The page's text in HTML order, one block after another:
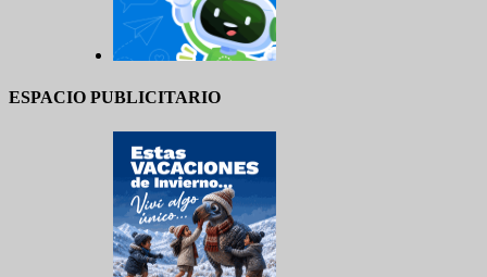
ESPACIO PUBLICITARIO